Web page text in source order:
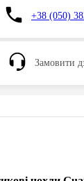
+38 (050)
Замовити